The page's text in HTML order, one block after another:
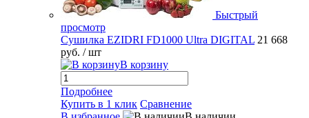
Быстрый
просмотр
Сушилка EZIDRI FD1000 Ultra DIGITAL 21 668
руб. / шт
В корзину
Подробнее
Купить в 1 клик Сравнение